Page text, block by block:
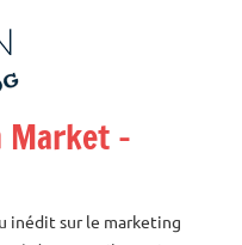
Market –
inédit sur le marketing